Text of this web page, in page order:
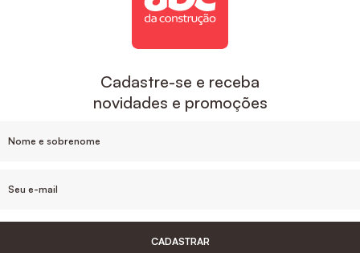
Cadastre-se e receba
novidades e promoções
CADASTRAR